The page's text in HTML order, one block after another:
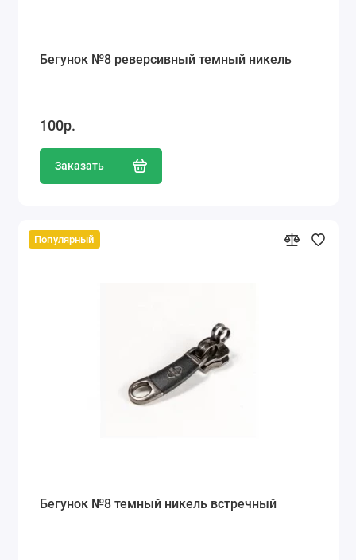
Бегунок №8 реверсивный темный никель
100р.
Заказать
Популярный
Бегунок №8 темный никель встречный